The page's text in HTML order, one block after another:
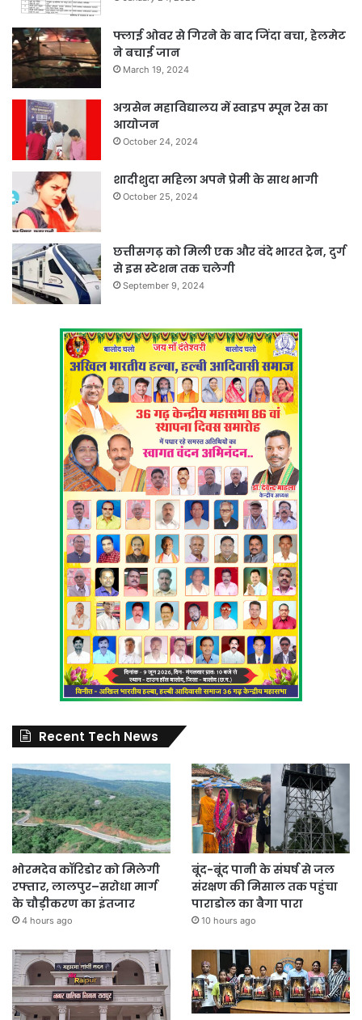
फ्लाई ओवर से गिरने के बाद जिंदा बचा, हेलमेट
ने बचाई जान
March 19, 2024
अग्रसेन महाविद्यालय में स्वाइप स्पून रेस का
आयोजन
October 24, 2024
शादीशुदा महिला अपने प्रेमी के साथ भागी
October 25, 2024
छत्तीसगढ़ को मिली एक और वंदे भारत ट्रेन, दुर्ग
से इस स्टेशन तक चलेगी
September 9, 2024
Recent Tech News
भोरमदेव कॉरिडोर को मिलेगी
रफ्तार, लालपुर–सरोधा मार्ग
के चौड़ीकरण का इंतजार
4 hours ago
बूंद-बूंद पानी के संघर्ष से जल
संरक्षण की मिसाल तक पहुंचा
पाराडोल का बैगा पारा
10 hours ago